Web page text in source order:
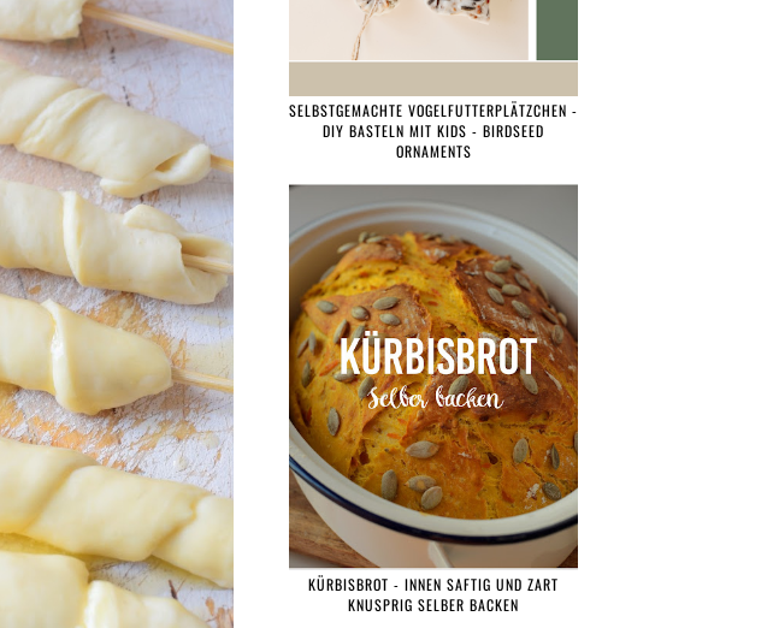
SELBSTGEMACHTE VOGELFUTTERPLÄTZCHEN -
DIY BASTELN MIT KIDS - BIRDSEED
ORNAMENTS
KÜRBISBROT - INNEN SAFTIG UND ZART
KNUSPRIG SELBER BACKEN